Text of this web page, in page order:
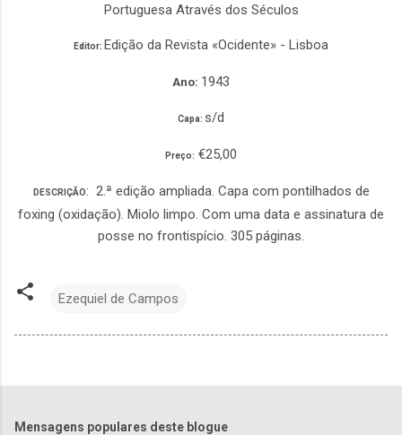
Portuguesa Através dos Séculos
Editor: Edição da Revista «Ocidente» - Lisboa
Ano: 1943
Capa: s/d
Preço: €25,00
DESCRIÇÃO: 2.ª edição ampliada. Capa com pontilhados de
foxing (oxidação). Miolo limpo. Com uma data e assinatura de
posse no frontispício. 305 páginas.
Ezequiel de Campos
Mensagens populares deste blogue